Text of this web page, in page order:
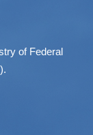
of Federal